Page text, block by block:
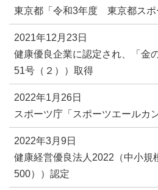
東京都「令和3年度 東京都スポ
2021年12月23日
健康優良企業に認定され、「
51号（２））取得
2022年1月26日
スポーツ庁「スポーツエールカ
2022年3月9日
健康経営優良法人2022（中小規
500））認定